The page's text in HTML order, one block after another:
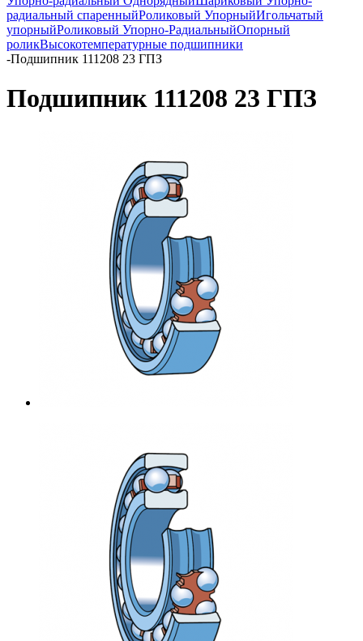
радиальный спаренныйРоликовый УпорныйИгольчатый
упорныйРоликовый Упорно-РадиальныйОпорный
роликВысокотемпературные подшипники
-Подшипник 111208 23 ГПЗ
Подшипник 111208 23 ГПЗ